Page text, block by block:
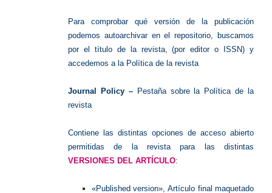
Para comprobar qué versión de la publicación
podemos autoarchivar en el repositorio, buscamos
por el título de la revista, (por editor o ISSN) y
accedemos a la Política de la revista
Journal Policy – Pestaña sobre la Política de la
revista
Contiene las distintas opciones de acceso abierto
permitidas de la revista para las distintas
VERSIONES DEL ARTÍCULO:
«Published version», Artículo final maquetado